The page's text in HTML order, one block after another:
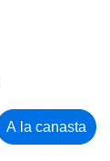
A la canasta